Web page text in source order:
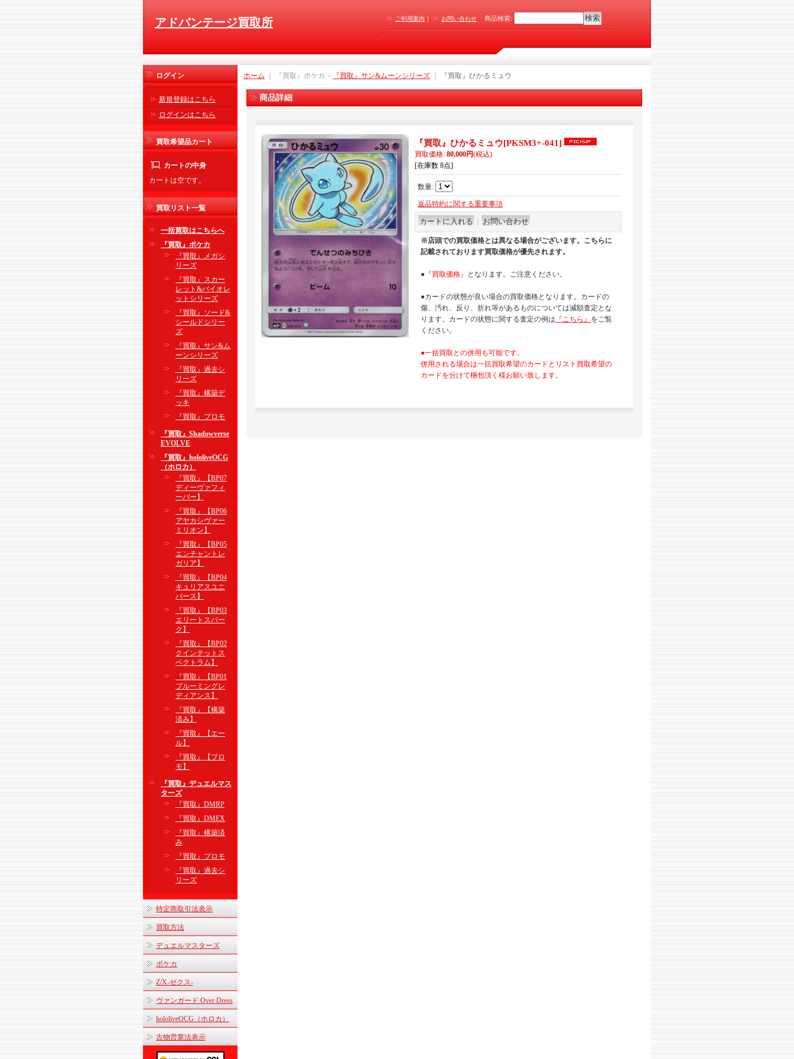
アドバンテージ買取所 ご利用案内 ｜ お問い合わせ 商品検索:
ログイン
新規登録はこちら
ログインはこちら
買取希望品カート
カートの中身
カートは空です。
買取リスト一覧
一括買取はこちらへ
『買取』ポケカ
『買取』メガシ
リーズ
『買取』スカー
レット&バイオレ
ットシリーズ
『買取』ソード&
シールドシリー
ズ
『買取』サン&ム
ーンシリーズ
『買取』過去シ
リーズ
『買取』構築デ
ッキ
『買取』プロモ
『買取』Shadowverse
EVOLVE
『買取』hololiveOCG
（ホロカ）
『買取』【BP07
ディーヴァフィ
ーバー】
『買取』【BP06
アヤカシヴァー
ミリオン】
『買取』【BP05
エンチャントレ
ガリア】
『買取』【BP04
キュリアスユニ
バース】
『買取』【BP03
エリートスパー
ク】
『買取』【BP02
クインテットス
ペクトラム】
『買取』【BP01
ブルーミングレ
ディアンス】
『買取』【構築
済み】
『買取』【エー
ル】
『買取』【プロ
モ】
『買取』デュエルマス
ターズ
『買取』DMRP
『買取』DMEX
『買取』構築済
み
『買取』プロモ
『買取』過去シ
リーズ
特定商取引法表示
買取方法
デュエルマスターズ
ポケカ
Z/X-ゼクス-
ヴァンガード Over Dress
hololiveOCG（ホロカ）
古物営業法表示
ホーム ｜ 『買取』ポケカ > 『買取』サン&ムーンシリーズ 『買取』ひかるミュウ
商品詳細
『買取』ひかるミュウ[PKSM3+-041]
買取価格: 80,000円(税込)
[在庫数 8点]
数量:
返品特約に関する重要事項
※店頭での買取価格とは異なる場合がございます。こちらに
記載されております買取価格が優先されます。
● 『買取価格』 となります。ご注意ください。
●カードの状態が良い場合の買取価格となります。カードの
傷、汚れ、反り、折れ等があるものについては減額査定とな
ります。カードの状態に関する査定の例は 『こちら』 をご覧
ください。
●一括買取との併用も可能です。
併用される場合は一括買取希望のカードとリスト買取希望の
カードを分けて梱包頂く様お願い致します。